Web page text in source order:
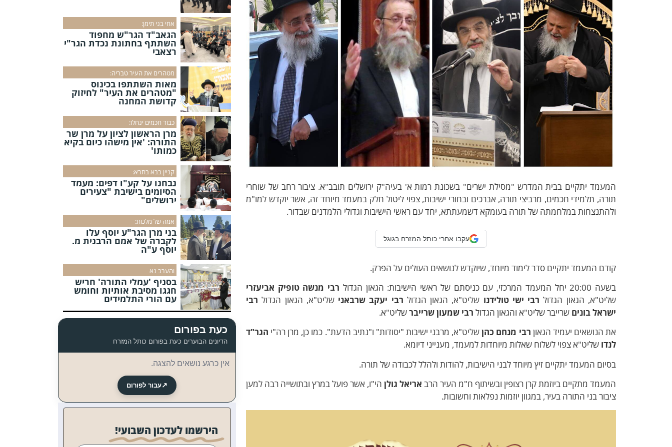
המעמד יתקיים בבית המדרש "מסילת ישרים" בשכונת רמות א' בעיה"ק ירושלים תובב"א. ציבור רחב של שוחרי
תורה, תלמידי חכמים, מרביצי תורה, אברכים ובחורי ישיבות, צפוי ליטול חלק במעמד מיוחד זה, אשר יוקדש למו"מ
ולהתנצחות במלחמתה של תורה בעומקא דשמעתתא, יחד עם ראשי הישיבות וגדולי הלמדנים שבדור.
עקבו אחרי כותל המזרח בגוגל
קודם המעמד יתקיים סדר לימוד מיוחד, שיוקדש לנושאים העולים על הפרק.
בשעה 20:00 יחל המעמד המרכזי, עם כניסתם של ראשי הישיבות: הגאון הגדול
רבי מנשה טופיק אביעזרי
שליט"א, הגאון הגדול רבי ישי טולידנו שליט"א, הגאון הגדול רבי יעקב שרבאני שליט"א, הגאון הגדול רבי
ישראל בונים שרייבר שליט"א והגאון הגדול רבי שמעון שרייברשליט"א.
את הנושאים יעמיד הגאון רבי מנחם כהןשליט"א, מרבני ישיבות "יסודות" ו"נתיב הדעת". כמו כן, מרן רה"י הגר"ד
לנדו שליט"א צפוי לשלוח שאלות מיוחדות למעמד, מענייני דיומא.
בסיום המעמד יתקיים זיץ מיוחד לבני הישיבות, להודות ולהלל לכבודה של תורה.
המעמד מתקיים ביוזמת קרן רצופין ובשיתוף ח"מ העיר הרב אריאל גולן הי"ו, אשר פועל במרץ ובתושייה רבה למען
ציבור בני התורה בעיר, במגוון יוזמות נפלאות וחשובות.
אחי בני תימן:
הגאב"ד הגר"ש מחפוד
השתתף בחתונת נכדת הגר"י
רצאבי
מטהרים את העיר טבריה:
מאות השתתפו בכינוס
"מטהרים את העיר" לחיזוק
קדושת המחנה
כבוד חכמים ינחלו:
מרן הראשון לציון על מרן שר
התורה: 'אין מישהו כיום בקיא
כמותו'
קניין בבא בתרא:
נבחנו על קע"ו דפים: מעמד
הסיומים בישיבת "צעירים
ירושלים"
אמה של מלכות:
בני מרן הגר"ע יוסף עלו
לקברה של אמם הרבנית מ.
יוסף ע"ה
והערב נא
בסניף 'עמלי התורה' חריש
חגגו מסיבת אותיות וחומש
עם הורי התלמידים
כעת בפורום
הדיונים הבוערים כעת בפורום כותל המזרח
אין כרגע נושאים להצגה.
↗עבור לפורום
הירשמו לעדכון השבועי!